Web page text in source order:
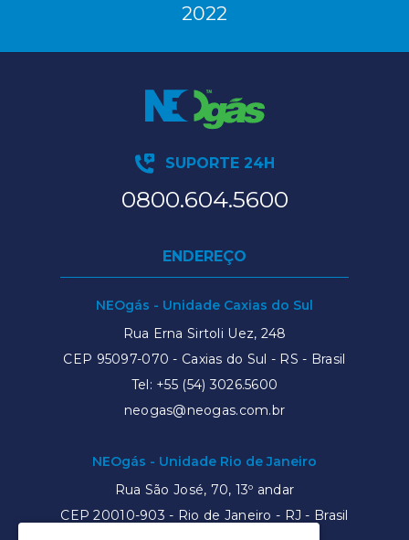
2022
SUPORTE 24H
0800.604.5600
ENDEREÇO
NEOgás - Unidade Caxias do Sul
Rua Erna Sirtoli Uez, 248
CEP 95097-070 - Caxias do Sul - RS - Brasil
Tel: +55 (54) 3026.5600
neogas@neogas.com.br
NEOgás - Unidade Rio de Janeiro
Rua São José, 70, 13º andar
CEP20010-903 - Rio de Janeiro - RJ - Brasil